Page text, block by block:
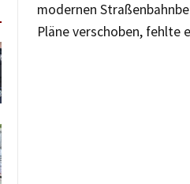
modernen
Pläne verschoben, fehlte